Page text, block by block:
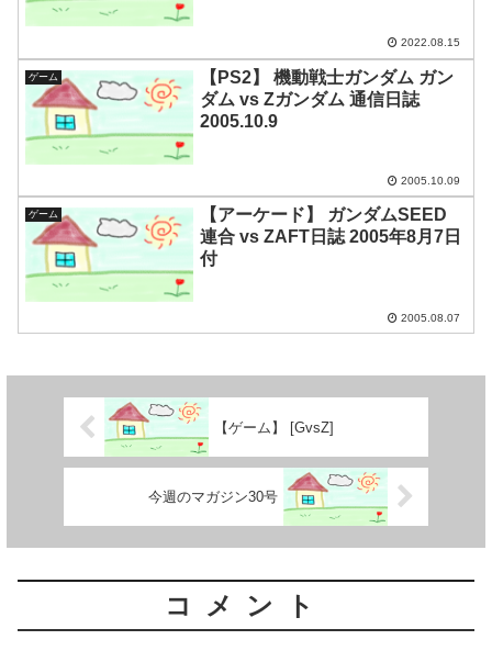
2022.08.15
ゲーム
【PS2】 機動戦士ガンダム ガン
ダム vs Zガンダム 通信日誌
2005.10.9
2005.10.09
ゲーム
【アーケード】 ガンダムSEED
連合 vs ZAFT日誌 2005年8月7日
付
2005.08.07
【ゲーム】 [GvsZ]
今週のマガジン30号
コメント